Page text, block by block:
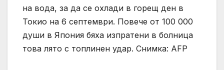
на вода, за да се охлади в горещ ден в
Токио на 6 септември. Повече от 100 000
души в Япония бяха изпратени в болница
това лято с топлинен удар. Снимка: AFP